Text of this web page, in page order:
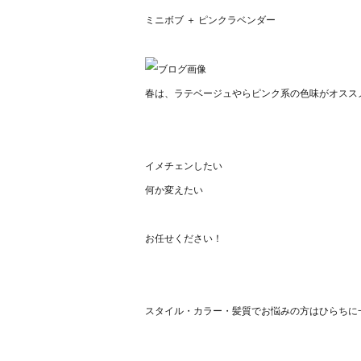
ミニボブ ＋ ピンクラベンダー
春は、ラテベージュやらピンク系の色味がオスス
イメチェンしたい
何か変えたい
お任せください！
スタイル・カラー・髪質でお悩みの方はひらちに